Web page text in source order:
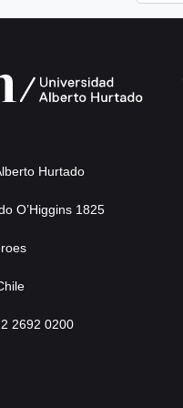
Hurtado
O’Higgins 1825
2692 0200